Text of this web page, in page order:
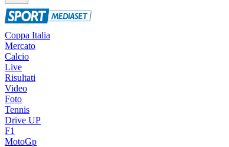
Coppa Italia
Mercato
Calcio
Live
Risultati
Video
Foto
Tennis
Drive UP
F1
MotoGp